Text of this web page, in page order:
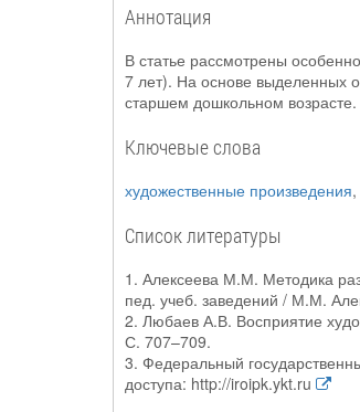
Аннотация
В статье рассмотрены
7 лет). На основе выделенных
старшем дошкольном возрасте.
Ключевые слова
художественные произведения,
Список литературы
1. Алексеева М.М. Методика
пед. учеб. заведений / М.М.
2. Любаев А.В. Восприятие
С. 707–709.
3. Федеральный
доступа: http://iroipk.ykt.ru